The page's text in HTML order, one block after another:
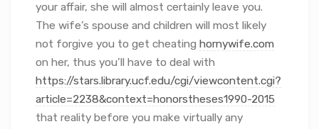
your affair, she will almost certainly leave you.
The wife’s spouse and children will most likely
not forgive you to get cheating hornywife.com
on her, thus you’ll have to deal with
https://stars.library.ucf.edu/cgi/viewcontent.cgi?
article=2238&context=honorstheses1990-2015
that reality before you make virtually any